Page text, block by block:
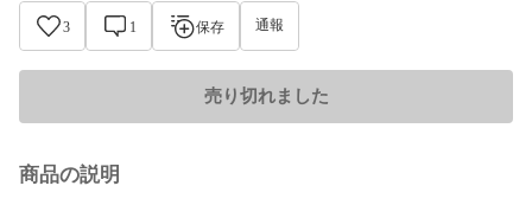
3 1 保存 通報
売り切れました
商品の説明